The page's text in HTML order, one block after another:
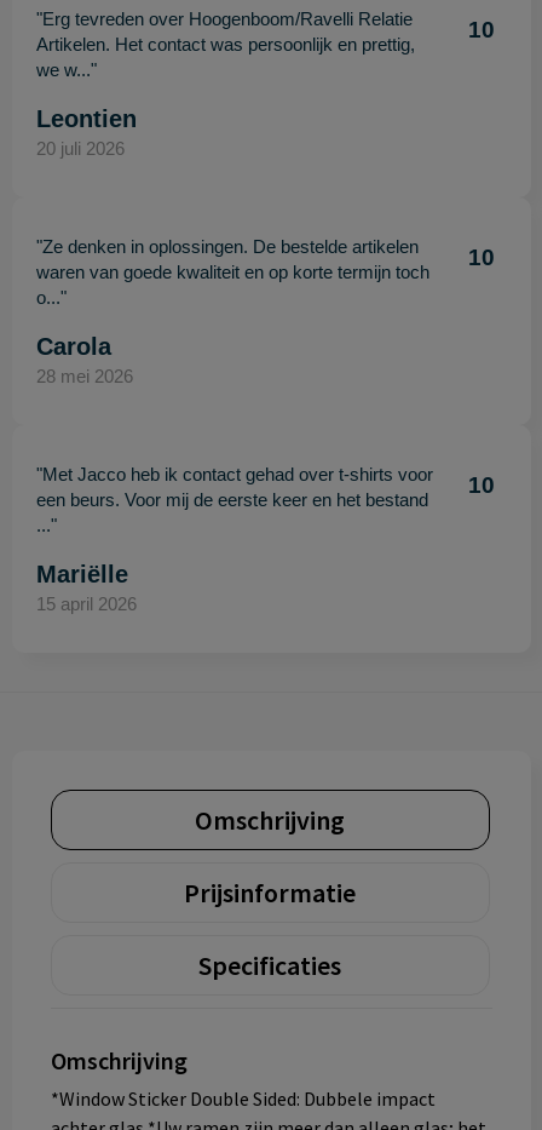
"Erg tevreden over Hoogenboom/Ravelli Relatie
Artikelen. Het contact was persoonlijk en prettig,
we w..."
10
Leontien
20 juli 2026
"Ze denken in oplossingen. De bestelde artikelen
waren van goede kwaliteit en op korte termijn toch
o..."
10
Carola
28 mei 2026
"Met Jacco heb ik contact gehad over t-shirts voor
een beurs. Voor mij de eerste keer en het bestand
..."
10
Mariëlle
15 april 2026
Omschrijving
Prijsinformatie
Specificaties
Omschrijving
*Window Sticker Double Sided: Dubbele impact